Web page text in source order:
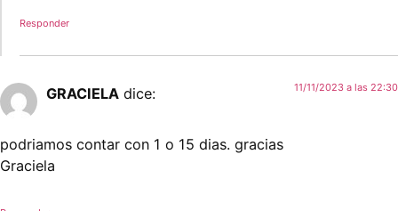
Responder
GRACIELA dice: 11/11/2023 a las 22:30
podriamos contar con 1 o 15 dias. gracias
Graciela